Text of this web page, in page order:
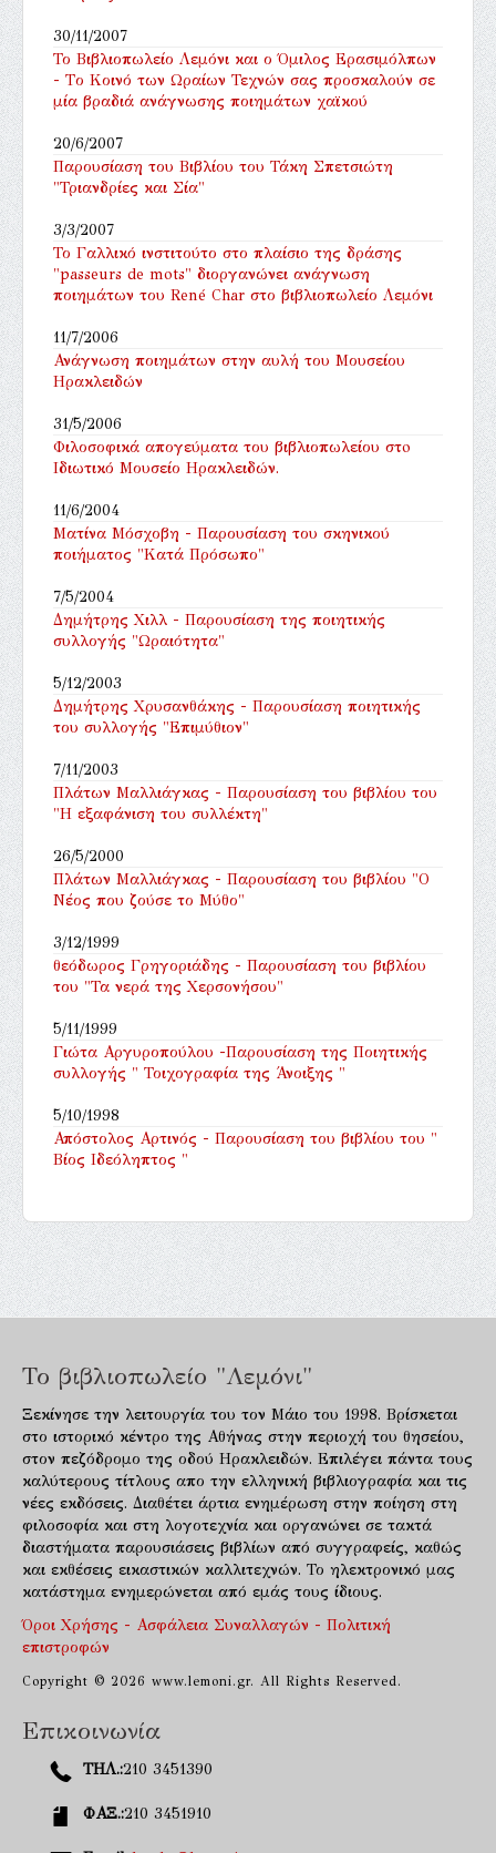
30/11/2007
Το Βιβλιοπωλείο Λεμόνι και ο Όμιλος Ερασιμόλπων
- Tο Κοινό των Ωραίων Τεχνών σας προσκαλούν σε
μία βραδιά ανάγνωσης ποιημάτων χαϊκού
20/6/2007
Παρουσίαση του Βιβλίου του Τάκη Σπετσιώτη
"Τριανδρίες και Σία"
3/3/2007
Το Γαλλικό ινστιτούτο στο πλαίσιο της δράσης
"passeurs de mots" διοργανώνει ανάγνωση
ποιημάτων του René Char στο βιβλιοπωλείο Λεμόνι
11/7/2006
Ανάγνωση ποιημάτων στην αυλή του Μουσείου
Ηρακλειδών
31/5/2006
Φιλοσοφικά απογεύματα του βιβλιοπωλείου στo
Ιδιωτικό Μουσείο Ηρακλειδών.
11/6/2004
Ματίνα Μόσχοβη - Παρουσίαση του σκηνικού
ποιήματος "Κατά Πρόσωπο"
7/5/2004
Δημήτρης Χιλλ - Παρουσίαση της ποιητικής
συλλογής "Ωραιότητα"
5/12/2003
Δημήτρης Χρυσανθάκης - Παρουσίαση ποιητικής
του συλλογής "Επιμύθιον"
7/11/2003
Πλάτων Μαλλιάγκας - Παρουσίαση του βιβλίου του
"Η εξαφάνιση του συλλέκτη"
26/5/2000
Πλάτων Μαλλιάγκας - Παρουσίαση του βιβλίου "Ο
Νέος που ζούσε το Μύθο"
3/12/1999
θεόδωρος Γρηγοριάδης - Παρουσίαση του βιβλίου
του "Τα νερά της Χερσονήσου"
5/11/1999
Γιώτα Αργυροπούλου -Παρουσίαση της Ποιητικής
συλλογής " Τοιχογραφία της Άνοιξης "
5/10/1998
Απόστολος Αρτινός - Παρουσίαση του βιβλίου του "
Βίος Ιδεόληπτος "
Το βιβλιοπωλείο "Λεμόνι"
Ξεκίνησε την λειτουργία του τον Μάιο του 1998. Βρίσκεται
στο ιστορικό κέντρο της Αθήνας στην περιοχή του θησείου,
στον πεζόδρομο της οδού Ηρακλειδών. Επιλέγει πάντα τους
καλύτερους τίτλους απο την ελληνική βιβλιογραφία και τις
νέες εκδόσεις. Διαθέτει άρτια ενημέρωση στην ποίηση στη
φιλοσοφία και στη λογοτεχνία και οργανώνει σε τακτά
διαστήματα παρουσιάσεις βιβλίων από συγγραφείς, καθώς
και εκθέσεις εικαστικών καλλιτεχνών. Το ηλεκτρονικό μας
κατάστημα ενημερώνεται από εμάς τους ίδιους.
Όροι Χρήσης - Ασφάλεια Συναλλαγών - Πολιτική
επιστροφών
Copyright © 2026 www.lemoni.gr. All Rights Reserved.
Επικοινωνία
ΤΗΛ.:210 3451390
ΦΑΞ.:210 3451910